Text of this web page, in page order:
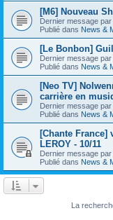
[M6] Nouveau
Dernier message par
Publié dans News &
[Le Bonbon]
Dernier message par
Publié dans News &
[Neo TV]
carrière en
Dernier message par
Publié dans News &
[Chante France]
LEROY - 10/11
Dernier message par
Publié dans News &
La